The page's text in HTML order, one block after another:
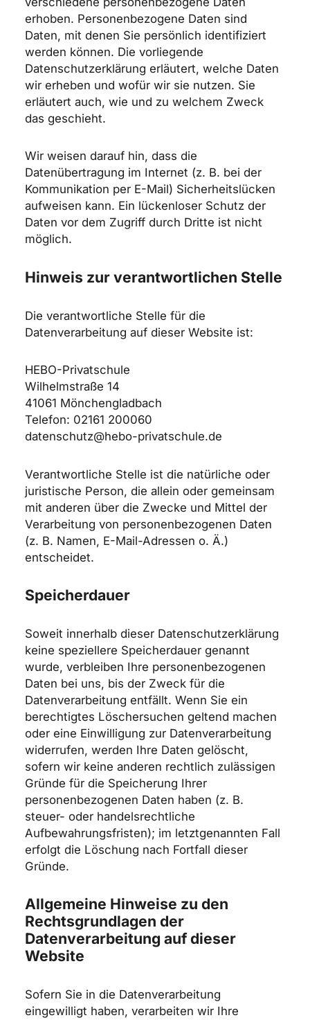
erhoben. Personenbezogene Daten sind
Daten, mit denen Sie persönlich identifiziert
werden können. Die vorliegende
Datenschutzerklärung erläutert, welche Daten
wir erheben und wofür wir sie nutzen. Sie
erläutert auch, wie und zu welchem Zweck
das geschieht.
Wir weisen darauf hin, dass die
Datenübertragung im Internet (z. B. bei der
Kommunikation per E-Mail) Sicherheitslücken
aufweisen kann. Ein lückenloser Schutz der
Daten vor dem Zugriff durch Dritte ist nicht
möglich.
Hinweis zur verantwortlichen Stelle
Die verantwortliche Stelle für die
Datenverarbeitung auf dieser Website ist:
HEBO-Privatschule
Wilhelmstraße 14
41061 Mönchengladbach
Telefon: 02161 200060
datenschutz@hebo-privatschule.de
Verantwortliche Stelle ist die natürliche oder
juristische Person, die allein oder gemeinsam
mit anderen über die Zwecke und Mittel der
Verarbeitung von personenbezogenen Daten
(z. B. Namen, E-Mail-Adressen o. Ä.)
entscheidet.
Speicherdauer
Soweit innerhalb dieser Datenschutzerklärung
keine speziellere Speicherdauer genannt
wurde, verbleiben Ihre personenbezogenen
Daten bei uns, bis der Zweck für die
Datenverarbeitung entfällt. Wenn Sie ein
berechtigtes Löschersuchen geltend machen
oder eine Einwilligung zur Datenverarbeitung
widerrufen, werden Ihre Daten gelöscht,
sofern wir keine anderen rechtlich zulässigen
Gründe für die Speicherung Ihrer
personenbezogenen Daten haben (z. B.
steuer- oder handelsrechtliche
Aufbewahrungsfristen); im letztgenannten Fall
erfolgt die Löschung nach Fortfall dieser
Gründe.
Allgemeine Hinweise zu den
Rechtsgrundlagen der
Datenverarbeitung auf dieser
Website
Sofern Sie in die Datenverarbeitung
eingewilligt haben, verarbeiten wir Ihre